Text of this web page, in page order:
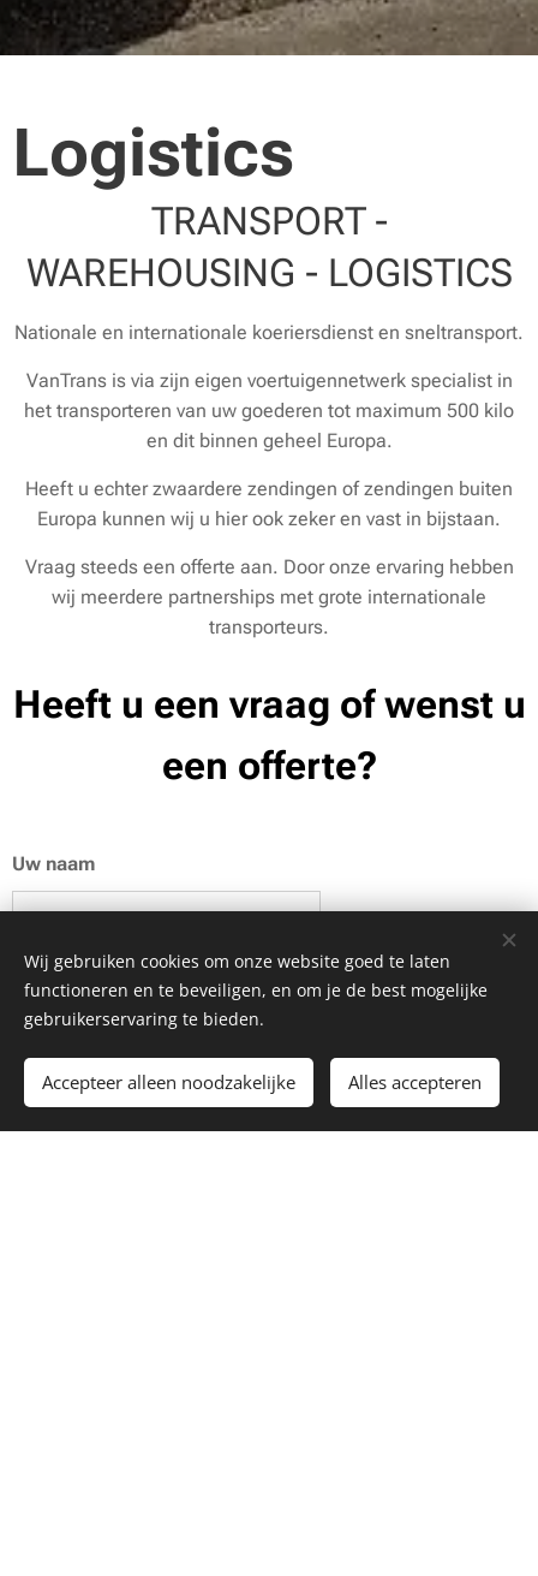
Logistics
TRANSPORT -
WAREHOUSING - LOGISTICS
Nationale en internationale koeriersdienst en sneltransport.
VanTrans is via zijn eigen voertuigennetwerk specialist in
het transporteren van uw goederen tot maximum 500 kilo
en dit binnen geheel Europa.
Heeft u echter zwaardere zendingen of zendingen buiten
Europa kunnen wij u hier ook zeker en vast in bijstaan.
Vraag steeds een offerte aan. Door onze ervaring hebben
wij meerdere partnerships met grote internationale
transporteurs.
Heeft u een vraag of wenst u
een offerte?
Uw naam
E-mailadres
Telefoonnummer
Wij gebruiken cookies om onze website goed te laten
functioneren en te beveiligen, en om je de best mogelijke
gebruikerservaring te bieden.
Accepteer alleen noodzakelijke Alles accepteren